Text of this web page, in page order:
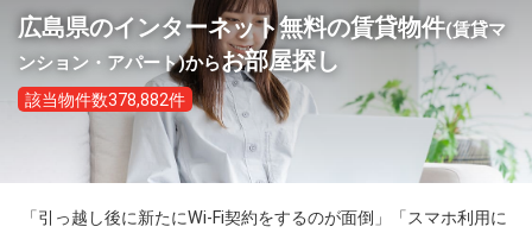
広島県のインターネット無料の賃貸物件(賃貸マ
ンション・アパート)からお部屋探し
該当物件数378,882件
「引っ越し後に新たにWi-Fi契約をするのが面倒」「スマホ利用に